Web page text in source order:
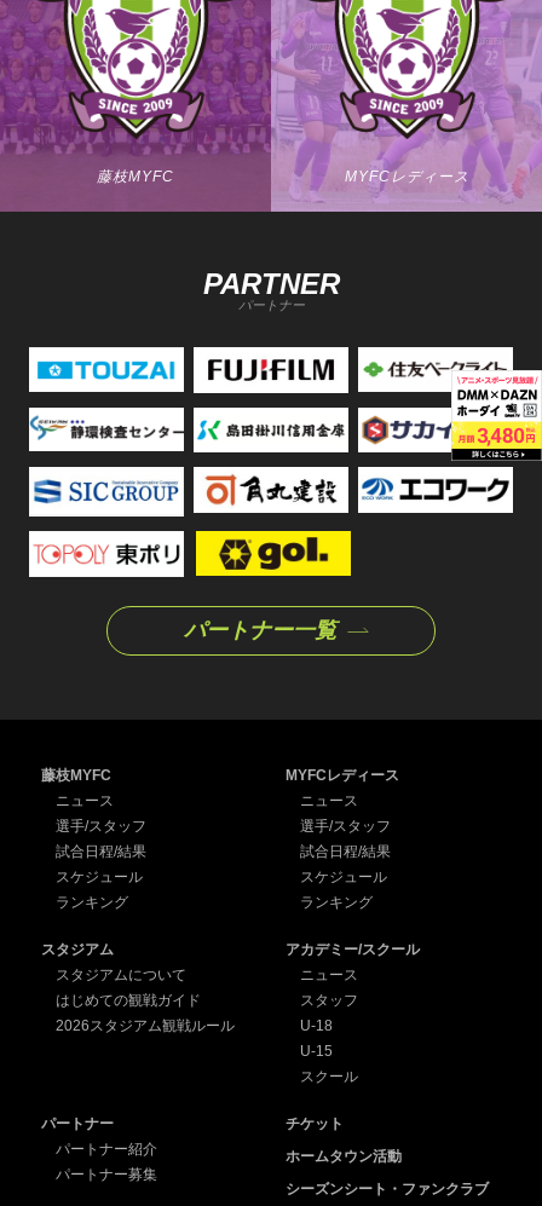
藤枝MYFC MYFCレディース
PARTNER
パートナー
パートナー一覧
藤枝MYFC
ニュース
選手/スタッフ
試合日程/結果
スケジュール
ランキング
MYFCレディース
ニュース
選手/スタッフ
試合日程/結果
スケジュール
ランキング
スタジアム
スタジアムについて
はじめての観戦ガイド
2026スタジアム観戦ルール
アカデミー/スクール
ニュース
スタッフ
U-18
U-15
スクール
パートナー
パートナー紹介
パートナー募集
チケット
ホームタウン活動
シーズンシート・ファンクラブ